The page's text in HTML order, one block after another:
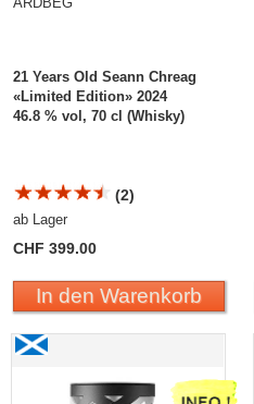
21 Years Old Seann Chreag
«Limited Edition» 2024
46.8 % vol, 70 cl (Whisky)
(2)
ab Lager
CHF 399.00
In den Warenkorb